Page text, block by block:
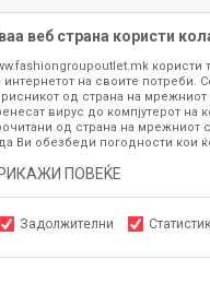
кои се изложени на
ниту една грешка или пак
до потреба за замена на
број 070 275 363
веб страна користи
користи
интернетот на своите потреби.
од страна на
вирус до компјутерот
од страна на мрежниот
Ви обезбеди погодности кои
ПОВЕЌЕ
Задолжителни